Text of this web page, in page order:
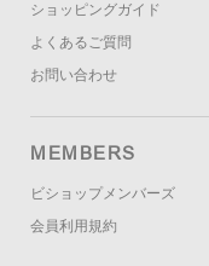
ショッピングガイド
よくあるご質問
お問い合わせ
MEMBERS
ビショップメンバーズ
会員利用規約